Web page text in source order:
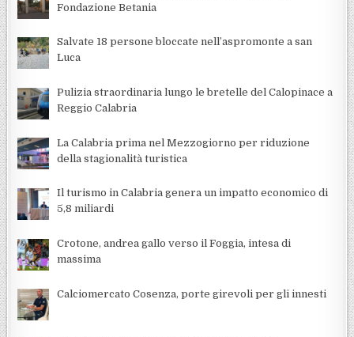
Fondazione Betania
Salvate 18 persone bloccate nell’aspromonte a san
Luca
Pulizia straordinaria lungo le bretelle del Calopinace a
Reggio Calabria
La Calabria prima nel Mezzogiorno per riduzione
della stagionalità turistica
Il turismo in Calabria genera un impatto economico di
5,8 miliardi
Crotone, andrea gallo verso il Foggia, intesa di
massima
Calciomercato Cosenza, porte girevoli per gli innesti